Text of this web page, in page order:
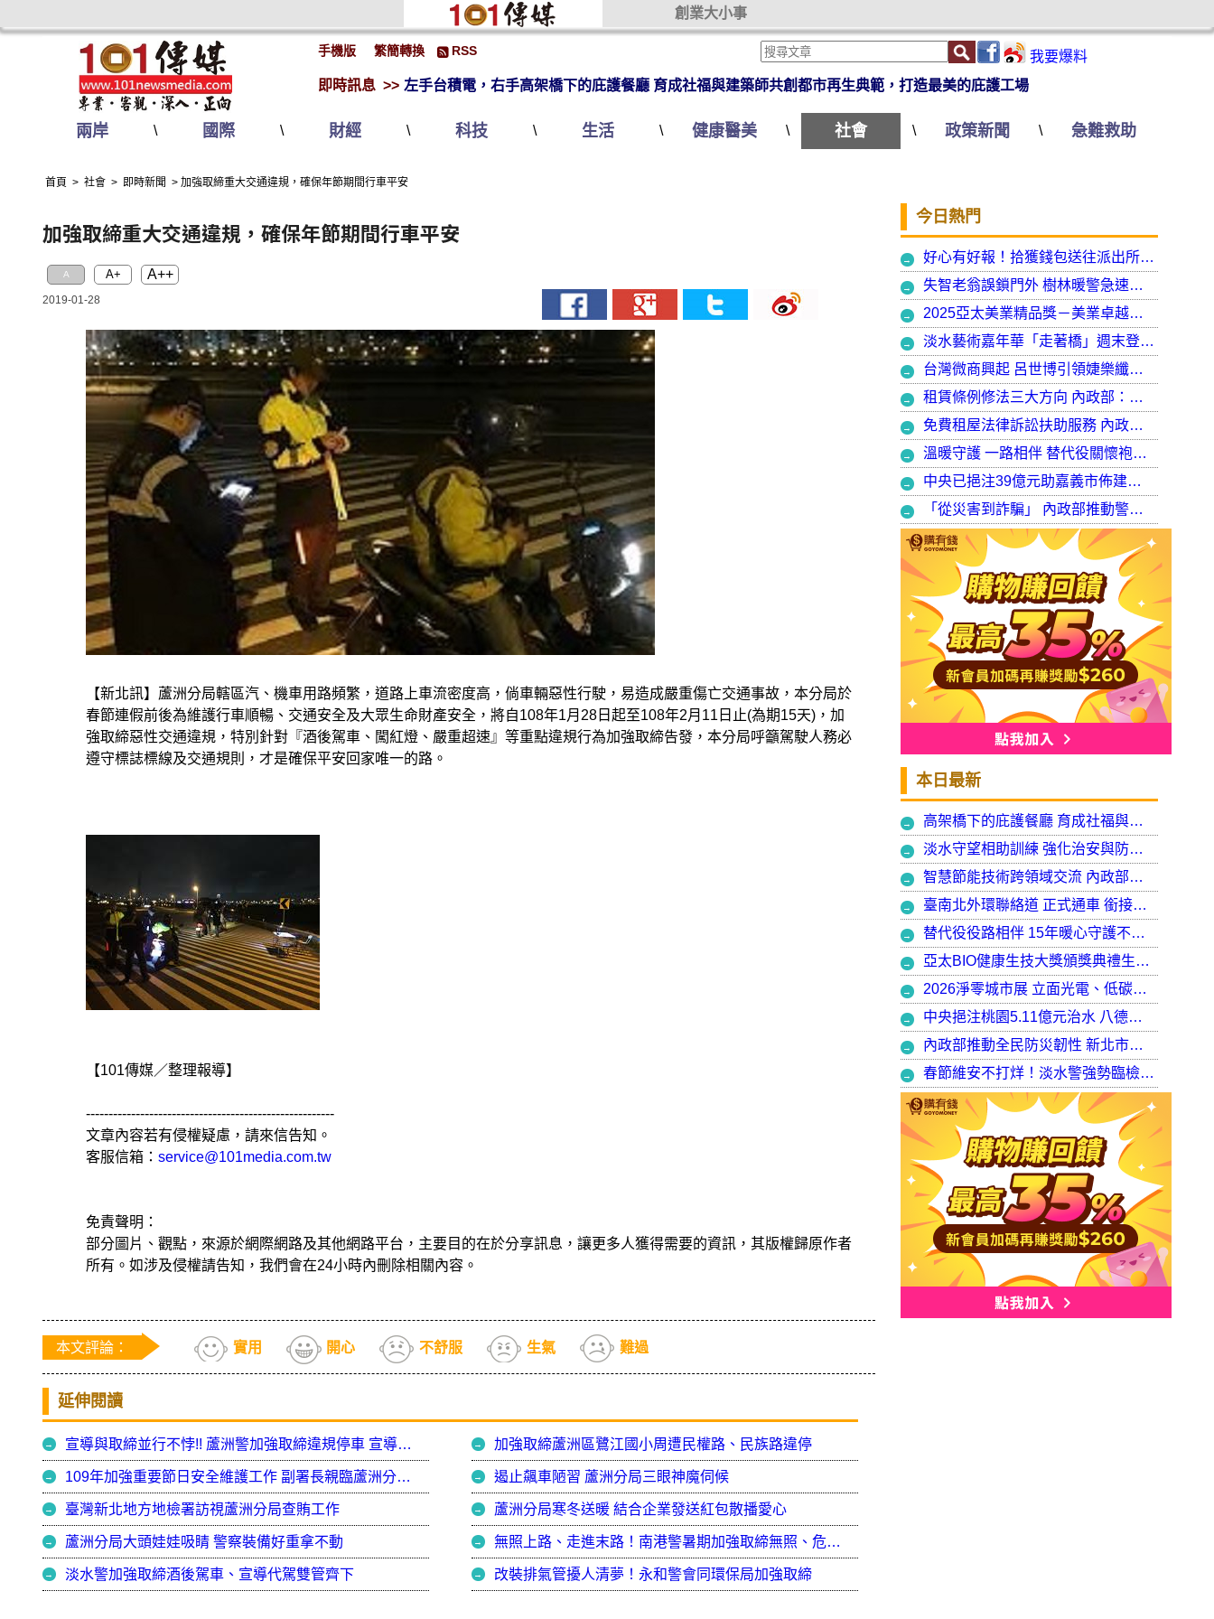
創業大小事
手機版 繁簡轉換 RSS
我要爆料
即時訊息 >> 左手台積電，右手高架橋下的庇護餐廳 育成社福與建築師共創都市再生典範，打造最美的庇護工場
兩岸 \ 國際 \ 財經 \ 科技 \ 生活 \ 健康醫美 \ 社會 \ 政策新聞 \ 急難救助
首頁 > 社會 > 即時新聞 > 加強取締重大交通違規，確保年節期間行車平安
加強取締重大交通違規，確保年節期間行車平安
A A+ A++
2019-01-28
【新北訊】蘆洲分局轄區汽、機車用路頻繁，道路上車流密度高，倘車輛惡性行駛，易造成嚴重傷亡交通事故，本分局於
春節連假前後為維護行車順暢、交通安全及大眾生命財產安全，將自108年1月28日起至108年2月11日止(為期15天)，加
強取締惡性交通違規，特別針對『酒後駕車、闖紅燈、嚴重超速』等重點違規行為加強取締告發，本分局呼籲駕駛人務必
遵守標誌標線及交通規則，才是確保平安回家唯一的路。
【101傳媒／整理報導】
-------------------------------------------------------
文章內容若有侵權疑慮，請來信告知。
客服信箱： service@101media.com.tw
免責聲明：
部分圖片、觀點，來源於網際網路及其他網路平台，主要目的在於分享訊息，讓更多人獲得需要的資訊，其版權歸原作者
所有。如涉及侵權請告知，我們會在24小時內刪除相關內容。
本文評論： 實用 開心 不舒服 生氣 難過
延伸閱讀
宣導與取締並行不悖!! 蘆洲警加強取締違規停車 宣導民眾駕駛時勿手持使用手機 加強取締蘆洲區鷺江國小周遭民權路、民族路違停
109年加強重要節日安全維護工作 副署長親臨蘆洲分局慰勉 遏止飆車陋習 蘆洲分局三眼神魔伺候
臺灣新北地方地檢署訪視蘆洲分局查賄工作 蘆洲分局寒冬送暖 結合企業發送紅包散播愛心
蘆洲分局大頭娃娃吸睛 警察裝備好重拿不動 無照上路、走進末路！南港警暑期加強取締無照、危險駕駛
淡水警加強取締酒後駕車、宣導代駕雙管齊下 改裝排氣管擾人清夢！永和警會同環保局加強取締
今日熱門
好心有好報！拾獲錢包送往派出所竟發現自己遺失的手機
失智老翁誤鎖門外 樹林暖警急速營救阻飢寒
2025亞太美業精品獎－美業卓越大賞 揭曉年度最受矚目美業榮耀品牌
淡水藝術嘉年華「走著橋」週末登場 淡水警啟動交通管制
台灣微商興起 呂世博引領婕樂纖走入國際
租賃條例修法三大方向 內政部：保障租賃雙方權益 租客安心住、房東放心租
免費租屋法律訴訟扶助服務 內政部：9月30日起正式開辦受理
溫暖守護 一路相伴 替代役關懷袍澤弟兄 以行動展現同袍大愛
中央已挹注39億元助嘉義市佈建污水系統 內政部：東區用戶接管將新增3萬戶 期許未來推動再生水永續利用
「從災害到詐騙」 內政部推動警大轉型強化災防與偵查能力
本日最新
高架橋下的庇護餐廳 育成社福與建築師共創都市再生典範，打造最美的庇護工場
淡水守望相助訓練 強化治安與防衛韌性
智慧節能技術跨領域交流 內政部攜手產官學加速建築淨零轉型
臺南北外環聯絡道 正式通車 銜接樹谷園區 完善南科聯外路網
替代役役路相伴 15年暖心守護不停歇，攜手走出溫暖與希望
亞太BIO健康生技大獎頒獎典禮生技健康產業榮耀盛會
2026淨零城市展 立面光電、低碳社宅齊登場 內政部攜手產業走入生活場域 共築2050淨零願景
中央挹注桃園5.11億元治水 八德區大仁滯洪池今啟用 守護龜山產業園區6千億產值 保障3.5萬居民安全
內政部推動全民防災韌性 新北市防災士培訓突破 2 萬人
春節維安不打烊！淡水警強勢臨檢掃蕩 封閉式路檢斷絕治安隱憂